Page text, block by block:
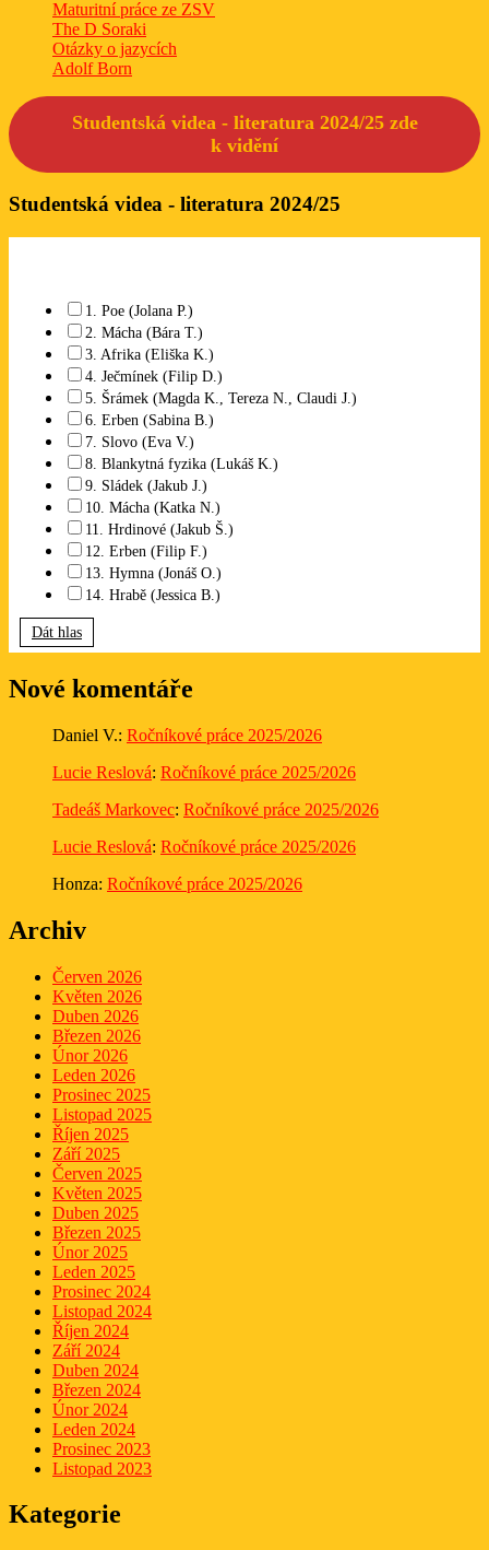
Maturitní práce ze ZSV
The D Soraki
Otázky o jazycích
Adolf Born
Studentská videa - literatura 2024/25 zde
k vidění
Studentská videa - literatura 2024/25
1. Poe (Jolana P.)
2. Mácha (Bára T.)
3. Afrika (Eliška K.)
4. Ječmínek (Filip D.)
5. Šrámek (Magda K., Tereza N., Claudi J.)
6. Erben (Sabina B.)
7. Slovo (Eva V.)
8. Blankytná fyzika (Lukáš K.)
9. Sládek (Jakub J.)
10. Mácha (Katka N.)
11. Hrdinové (Jakub Š.)
12. Erben (Filip F.)
13. Hymna (Jonáš O.)
14. Hrabě (Jessica B.)
Dát hlas
Nové komentáře
Daniel V.: Ročníkové práce 2025/2026
Lucie Reslová: Ročníkové práce 2025/2026
Tadeáš Markovec: Ročníkové práce 2025/2026
Lucie Reslová: Ročníkové práce 2025/2026
Honza: Ročníkové práce 2025/2026
Archiv
Červen 2026
Květen 2026
Duben 2026
Březen 2026
Únor 2026
Leden 2026
Prosinec 2025
Listopad 2025
Říjen 2025
Září 2025
Červen 2025
Květen 2025
Duben 2025
Březen 2025
Únor 2025
Leden 2025
Prosinec 2024
Listopad 2024
Říjen 2024
Září 2024
Duben 2024
Březen 2024
Únor 2024
Leden 2024
Prosinec 2023
Listopad 2023
Kategorie